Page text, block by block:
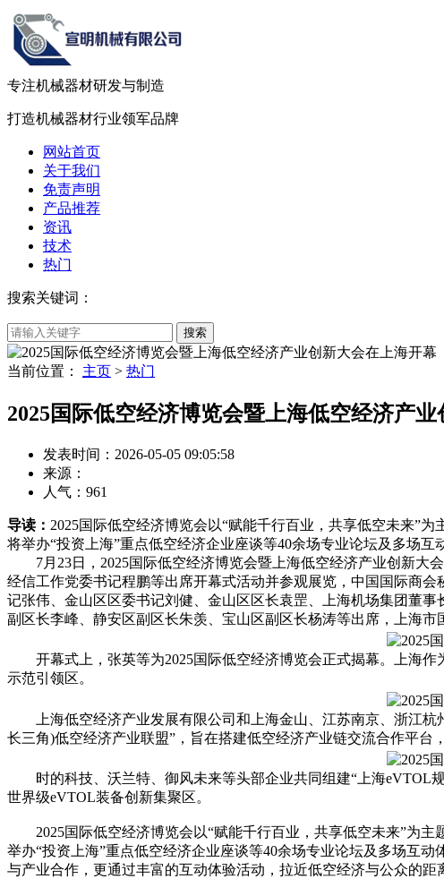
专注机械器材研发与制造
打造机械器材行业领军品牌
网站首页
关于我们
免责声明
产品推荐
资讯
技术
热门
搜索关键词：
当前位置： 主页 > 热门
2025国际低空经济博览会暨上海低空经济产
发表时间：2026-05-05 09:05:58
来源：
人气： 961
导读： 2025国际低空经济博览会以“赋能千行百业，共享低空未来”
将举办“投资上海”重点低空经济企业座谈等40余场专业论坛及多场互
7月23日，2025国际低空经济博览会暨上海低空经济产业创新大
经信工作党委书记程鹏等出席开幕式活动并参观展览，中国国际商
记张伟、金山区区委书记刘健、金山区区长袁罡、上海机场集团董
副区长李峰、静安区副区长朱羡、宝山区副区长杨涛等出席，上海市
开幕式上，张英等为2025国际低空经济博览会正式揭幕。上海作
示范引领区。
上海低空经济产业发展有限公司和上海金山、江苏南京、浙江杭
长三角)低空经济产业联盟”，旨在搭建低空经济产业链交流合作平
时的科技、沃兰特、御风未来等头部企业共同组建“上海eVTOL
世界级eVTOL装备创新集聚区。
2025国际低空经济博览会以“赋能千行百业，共享低空未来”为主
举办“投资上海”重点低空经济企业座谈等40余场专业论坛及多场互
与产业合作，更通过丰富的互动体验活动，拉近低空经济与公众的距